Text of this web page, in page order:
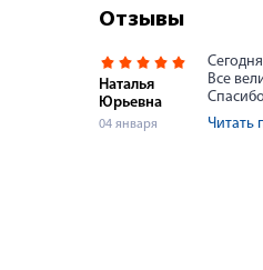
Отзывы
Наталья
Юрьевна
04 января
Все
Читать